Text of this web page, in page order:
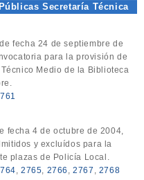
Secretaría Técnica
fecha 24 de septiembre de
para la provisión de
Medio de la Biblioteca
fecha 4 de octubre de 2004,
y excluídos para la
plazas de Policía Local.
, 2765, 2766 ,2767 , 2768